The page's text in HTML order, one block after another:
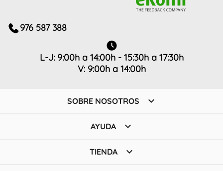
976 587 388
L-J: 9:00h a 14:00h - 15:30h a 17:30h
V: 9:00h a 14:00h
SOBRE NOSOTROS 
AYUDA 
TIENDA 